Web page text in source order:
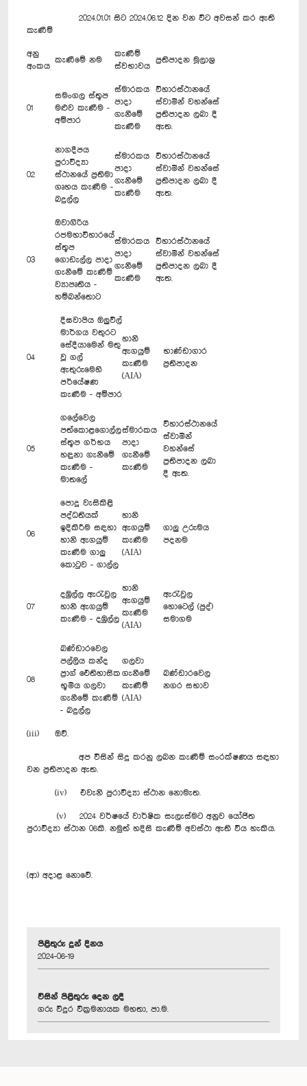
2024.01.01 සිට 2024.06.12 දින වන විට අවසන් කර ඇති
කැණීම්
අනු
අංකය
කැණීමේ නම
කැණීම්
ස්වභාවය
ප්‍රතිපාදන මූලාශ්‍ර
01
සමංගල ස්තූප
මළුව කැණීම -
අම්පාර
ස්මාරකය
පාදා
ගැනීමේ
කැණීම
විහාරස්ථානයේ
ස්වාමීන් වහන්සේ
ප්‍රතිපාදන ලබා දී
ඇත.
02
නාගදීපය
පුරාවිද්‍යා
ස්ථානයේ ප්‍රතිමා
ගෘහය කැණීම -
බදුල්ල
ස්මාරකය
පාදා
ගැනීමේ
කැණීම
විහාරස්ථානයේ
ස්වාමීන් වහන්සේ
ප්‍රතිපාදන ලබා දී
ඇත.
03
ඔවාගිරිය
රජමහාවිහාරයේ
ස්තූප
ගොඩැල්ල පාදා
ගැනීමේ කැණීම්
ව්‍යාපෘතිය -
හම්බන්තොට
ස්මාරකය
පාදා
ගැනීමේ
කැණීම
විහාරස්ථානයේ
ස්වාමින් වහන්සේ
ප්‍රතිපාදන ලබා දී
ඇත.
04
දීඝවාපිය ඔලුවිල්
මාර්ගය වතුරට
සේදීයාමෙන් මතු
වූ ගල්
ඇතුරුමෙහි
පර්යේෂණ
කැණීම - අම්පාර
හානි
ඇගයුම්
කැණීම
(AIA)
භාණ්ඩාගාර
ප්‍රතිපාදන
05
ගලේවෙල
පත්කොළගොල්ල
ස්තූප ගර්භය
හඳුනා ගැනීමේ
කැණීම -
මාතලේ
ස්මාරකය
පාදා
ගැනීමේ
කැණීම
විහාරස්ථානයේ
ස්වාමීන්
වහන්සේ
ප්‍රතිපාදන ලබා
දී ඇත.
06
පොදු වැසිකිළි
පද්ධතියක්
ඉදිකිරීම සඳහා
හානි ඇගයුම්
කැණීම ගාලු
කොටුව - ගාල්ල
හානි
ඇගයුම්
කැණීම
(AIA)
ගාලු උරුමය
පදනම
07
දඹුල්ල ඇරැවුල
හානි ඇගයුම්
කැණීම - දඹුල්ල
හානි
ඇගයුම්
කැණීම
(AIA)
ඇරැවුල
හොටෙල් (පුද්)
සමාගම
08
බණ්ඩාරවෙල
පල්ලිය කන්ද
ප්‍රාග් ඓතිහාසික
භූමිය ගලවා
ගැනීමේ කැණීම්
- බදුල්ල
ගලවා
ගැනීමේ
කැණීම්
(AIA)
බණ්ඩාරවෙල
නගර සභාව
(iii) ඔව්.
අප විසින් සිදු කරනු ලබන කැණීම් සංරක්ෂණය සඳහා
වන ප්‍රතිපාදන ඇත.
(iv) එවැනි පුරාවිද්‍යා ස්ථාන නොමැත.
(v) 2024 වර්ෂයේ වාර්ෂික සැලැස්මට අනුව යෝජිත
පුරාවිද්‍යා ස්ථාන 06කි. නමුත් හදිසි කැණීම් අවස්ථා ඇති විය හැකිය.
(ආ) අදාළ නොවේ.
පිළිතුරු දුන් දිනය
2024-06-19
විසින් පිළිතුරු දෙන ලදී
ගරු විදුර වික්‍රමනායක මහතා, පා.ම.